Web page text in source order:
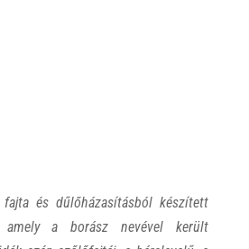
és dűlőházasításból készített
a borász nevével került